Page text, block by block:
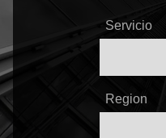
Servicio
Region